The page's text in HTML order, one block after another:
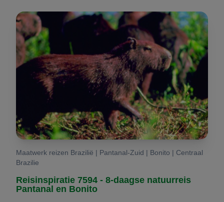
Maatwerk reizen Brazilië | Pantanal-Zuid | Bonito | Centraal
Brazilie
Reisinspiratie 7594 - 8-daagse natuurreis
Pantanal en Bonito